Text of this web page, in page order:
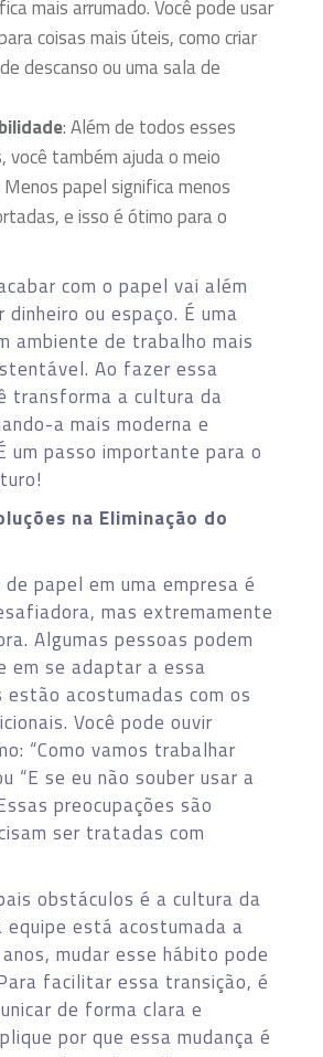
mais arrumado. Você pode usar
coisas mais úteis, como criar
descanso ou uma sala de
: Além de todos esses
você também ajuda o meio
papel significa menos
e isso é ótimo para o
com o papel vai além
dinheiro ou espaço. É uma
ambiente de trabalho mais
Ao fazer essa
transforma a cultura da
a mais moderna e
um passo importante para o
na Eliminação do
papel em uma empresa é
mas extremamente
Algumas pessoas podem
em se adaptar a essa
estão acostumadas com os
Você pode ouvir
“Como vamos trabalhar
“E se eu não souber usar a
preocupações são
ser tratadas com
obstáculos é a cultura da
equipe está acostumada a
mudar esse hábito pode
facilitar essa transição, é
de forma clara e
por que essa mudança é